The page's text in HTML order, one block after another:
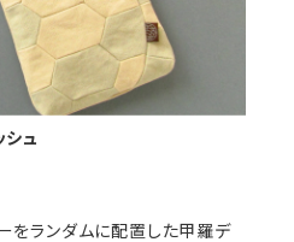
ュ
をランダムに配置した甲羅デ